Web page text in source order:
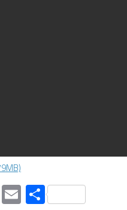
WhatsApp
EmailCompartir